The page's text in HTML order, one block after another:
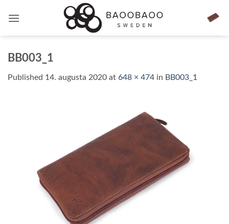
BB003_1
Published 14. augusta 2020 at 648 × 474 in BB003_1